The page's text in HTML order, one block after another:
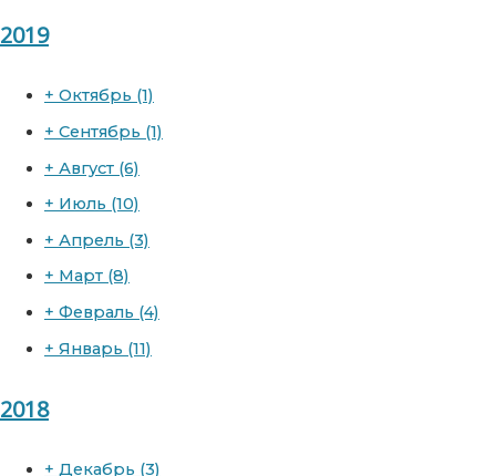
2019
+ Октябрь (1)
+ Сентябрь (1)
+ Август (6)
+ Июль (10)
+ Апрель (3)
+ Март (8)
+ Февраль (4)
+ Январь (11)
2018
+ Декабрь (3)